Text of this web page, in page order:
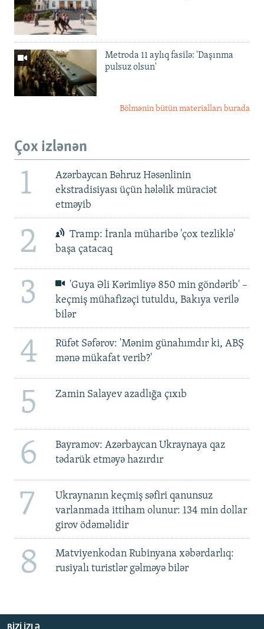
Metroda 11 aylıq fasilə: 'Daşınma
pulsuz olsun'
Bölmənin bütün materialları burada
Çox izlənən
1
Azərbaycan Bəhruz Həsənlinin
ekstradisiyası üçün hələlik müraciət
etməyib
2
Tramp: İranla müharibə 'çox tezliklə'
başa çatacaq
3
'Guya Əli Kərimliyə 850 min göndərib' –
keçmiş mühafizəçi tutuldu, Bakıya verilə
bilər
4
Rüfət Səfərov: 'Mənim günahımdır ki, ABŞ
mənə mükafat verib?'
5 Zamin Salayev azadlığa çıxıb
6
Bayramov: Azərbaycan Ukraynaya qaz
tədarük etməyə hazırdır
7
Ukraynanın keçmiş səfiri qanunsuz
varlanmada ittiham olunur: 134 min dollar
girov ödəməlidir
8
Matviyenkodan Rubinyana xəbərdarlıq:
rusiyalı turistlər gəlməyə bilər